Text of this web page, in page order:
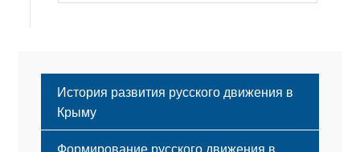
История развития русского движения в
Крыму